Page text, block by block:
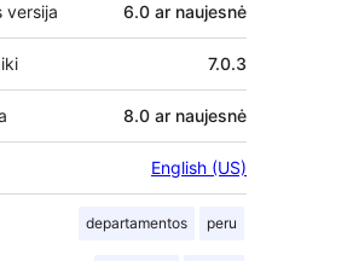
versija 6.0 ar naujesnė
7.0.3
8.0 ar naujesnė
English (US)
departamentos peru